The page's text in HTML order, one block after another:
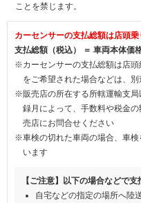
ことを禁じます。
カーセンサーの支払総額は店頭
支払総額（税込） ＝ 車両本体価
※カーセンサーの支払総額は店
をご希望された場合などは、
※販売店の所在する所轄運輸支
録月によって、手数料や税金
売店にお問合せください
※車検の切れた車両の場合、車
います
【ご注意】以下の場合などで
自宅などの指定の場所へ陸